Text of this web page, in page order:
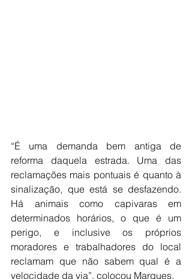
“É uma demanda bem antiga de
reforma daquela estrada. Uma das
reclamações mais pontuais é quanto à
sinalização, que está se desfazendo.
Há animais como capivaras em
determinados horários, o que é um
perigo, e inclusive os próprios
moradores e trabalhadores do local
reclamam que não sabem qual é a
velocidade da via”, colocou Marques.